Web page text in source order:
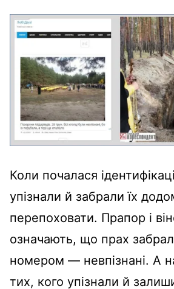
Коли почалася
упізнали й забрали їх
перепоховати. Прапор і
означають, що прах
номером ― невпізнані. А
тих, кого упізнали й